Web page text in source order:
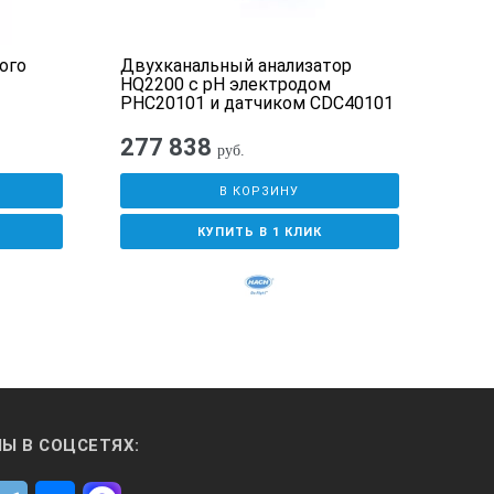
импульсный, тональный. Индикатор изменения
программ Assistant Tools.
Двухканальный анализатор
HQ2200 c pH электродом
PHC20101 и датчиком CDC40101
277 838 руб.
В КОРЗИНУ
КУПИТЬ В 1 КЛИК
В СОЦСЕТЯХ: